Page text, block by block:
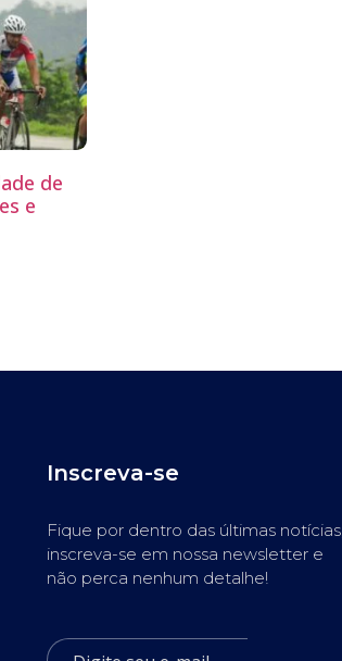
de
e
Inscreva-se
Fique por dentro das últimas notícias,
inscreva-se em nossa newsletter e
não perca nenhum detalhe!